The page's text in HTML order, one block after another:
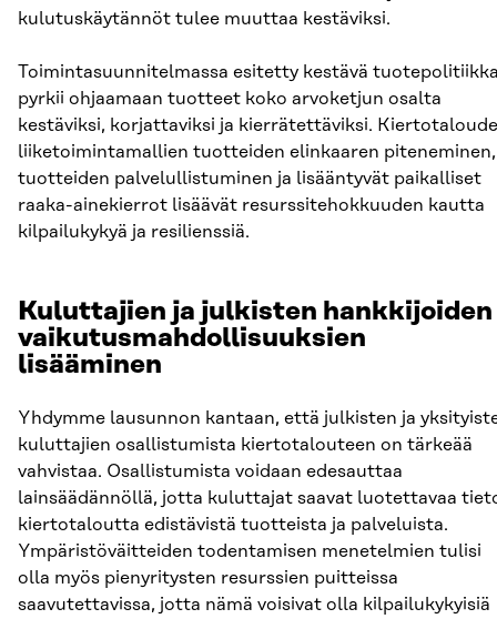
kulutuskäytännöt tulee muuttaa kestäviksi.
Toimintasuunnitelmassa esitetty kestävä
pyrkii ohjaamaan tuotteet koko arvoketjun osalta
kestäviksi, korjattaviksi ja kierrätettäviksi.
liiketoimintamallien tuotteiden elinkaaren piteneminen,
tuotteiden palvelullistuminen ja lisääntyvät paikalliset
raaka-ainekierrot lisäävät resurssitehokkuuden kautta
kilpailukykyä ja resilienssiä.
Kuluttajien ja julkisten hankkijoiden
vaikutusmahdollisuuksien
lisääminen
Yhdymme lausunnon kantaan, että julkisten ja
kuluttajien osallistumista kiertotalouteen on tärkeää
vahvistaa. Osallistumista voidaan edesauttaa
lainsäädännöllä, jotta kuluttajat saavat luotettavaa
kiertotaloutta edistävistä tuotteista ja palveluista.
Ympäristöväitteiden todentamisen menetelmien tulisi
olla myös pienyritysten resurssien puitteissa
saavutettavissa, jotta nämä voisivat olla kilpailukykyisiä